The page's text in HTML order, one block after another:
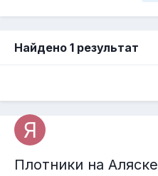
Найдено 1 результат
Плотники на Аляске